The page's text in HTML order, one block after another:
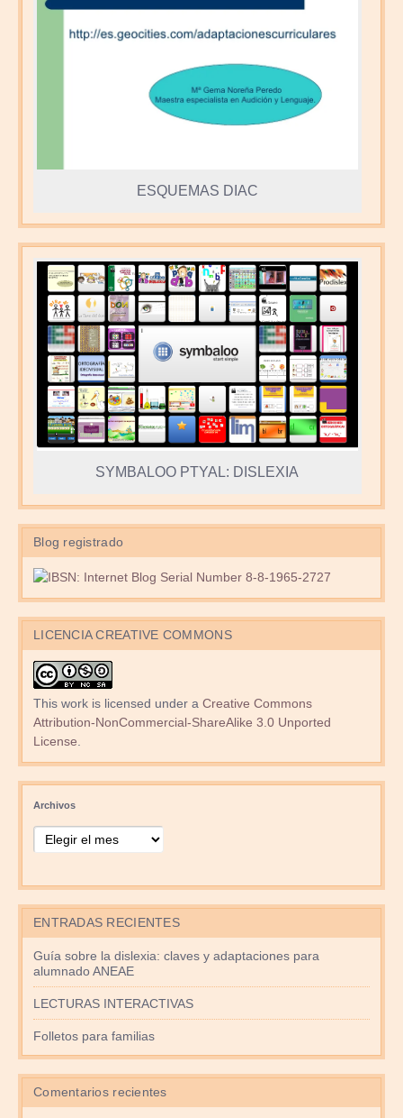
ESQUEMAS DIAC
SYMBALOO PTYAL: DISLEXIA
Blog registrado
LICENCIA CREATIVE COMMONS
This work is licensed under a Creative Commons
Attribution-NonCommercial-ShareAlike 3.0 Unported
License.
Archivos
ENTRADAS RECIENTES
Guía sobre la dislexia: claves y adaptaciones para
alumnado ANEAE
LECTURAS INTERACTIVAS
Folletos para familias
Comentarios recientes